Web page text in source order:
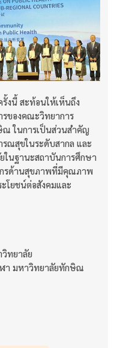
รั้งนี้ สะท้อนให้เห็นถึง
ของคณะวิทยาการ
ในการเป็นส่วนสำคัญ
รณสุขในระดับสากล และ
นฐานะสถาบันการศึกษา
รด้านสุขภาพที่มีคุณภาพ
โยชน์ต่อสังคมและ
ทยาลัย
า มหาวิทยาลัยทักษิณ